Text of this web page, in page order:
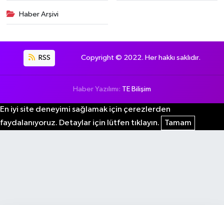
Haber Arşivi
RSS Copyright © 2022. Her hakkı saklıdır.
Haber Yazılımı: TE Bilişim
En iyi site deneyimi sağlamak için çerezlerden
faydalanıyoruz. Detaylar için lütfen tıklayın.
Tamam